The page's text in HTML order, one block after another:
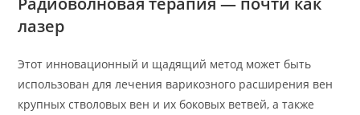
лазер
Этот инновационный и щадящий метод может быть
использован для лечения варикозного расширения вен
крупных стволовых вен и их боковых ветвей, а также